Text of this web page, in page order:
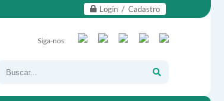
Login / Cadastro
Siga-nos: